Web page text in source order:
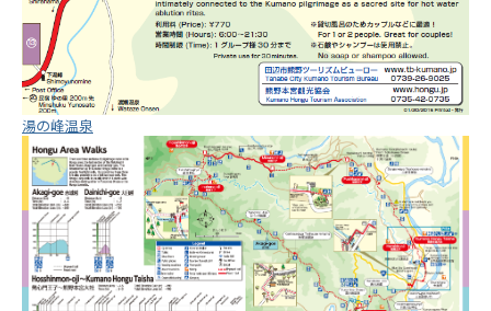
湯の峰温泉